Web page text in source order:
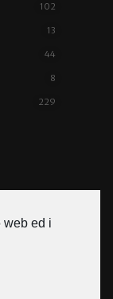
102
13
44
8
229
web ed i